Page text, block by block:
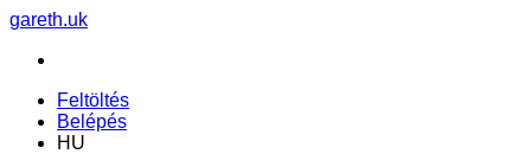
gareth.uk
Feltöltés
Belépés
HU